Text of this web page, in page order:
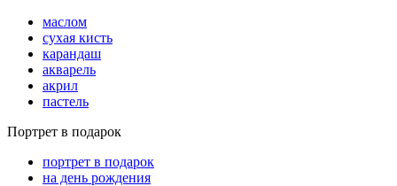
маслом
сухая кисть
карандаш
акварель
акрил
пастель
Портрет в подарок
портрет в подарок
на день рождения